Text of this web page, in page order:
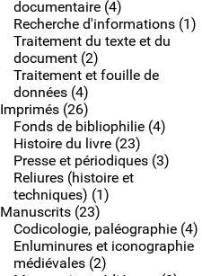
documentaire (4)
Recherche d'informations (1)
Traitement du texte et du
document (2)
Traitement et fouille de
données (4)
Imprimés (26)
Fonds de bibliophilie (4)
Histoire du livre (23)
Presse et périodiques (3)
Reliures (histoire et
techniques) (1)
Manuscrits (23)
Codicologie, paléographie (4)
Enluminures et iconographie
médiévales (2)